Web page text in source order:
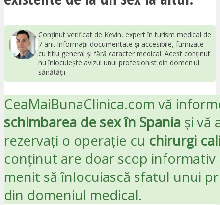
Conținut verificat de Kevin, expert în turism medical de
7 ani. Informații documentate și accesibile, furnizate
cu titlu general și fără caracter medical. Acest conținut
nu înlocuiește avizul unui profesionist din domeniul
sănătății.
CeaMaiBunaClinica.com vă
schimbarea de sex în Spania și vă
rezervați o operație cu chirurgi
conținut are doar scop informativ
menit să înlocuiască sfatul unui
din domeniul medical.